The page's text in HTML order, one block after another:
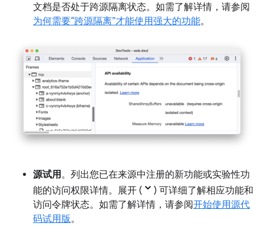
文档是否处于跨源隔离状态。如需了解详情，请参阅
为何需要“跨源隔离”才能使用强大的功能。
源试用。列出您已在来源中注册的新功能或实验性功
能的访问权限详情。展开 (
) 可详细了解相应功能和
访问令牌状态。如需了解详情，请参阅开始使用源代
码试用版。